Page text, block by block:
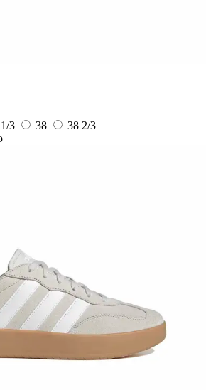
3 38
38 2/3